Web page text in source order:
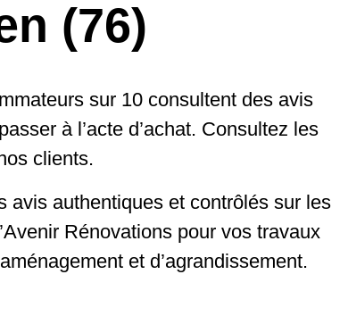
(76)
sur 10 consultent des avis
à l’acte d’achat. Consultez les
clients.
avis authentiques et contrôlés sur les
Rénovations pour vos travaux
et d’agrandissement.